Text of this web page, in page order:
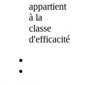
appartient
à la
classe
d'efficacité